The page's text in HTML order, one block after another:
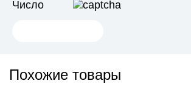
Состав: WATER, SODIUM
HYDROLYZED RICE PROTEIN,
FLOUR, HYDROLYZED CANDIDA
Число
Похожие товары